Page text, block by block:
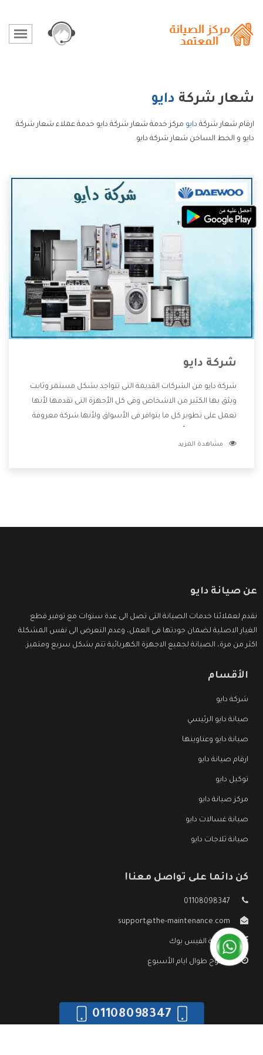
شعار شركة دايو
ارقام شعار شركة دايو مركز خدمة شعار شركة دايو خدمة عملاء شعار شركة
دايو و الخط الساخن شعار شركة دايو.
شركة دايو
شركة دايو من الشركات القديمة التى تتواجد بشكل مستمر وثابت
ويثق بها الكثير من الاشخاص وفى كل الأجهزة التى تقدمها لأنها
تعمل على تطوير كل ما يتوافر فى الأسواق ولأنها شركة معروفة
للعملاء أقوى العروض والخصومات التى تسهل على المستهلك
مشاهدة المزيد
عن صيانة دايو
نقدم لعملائنا خدمات الصيانة التى تصل الى عدة سنوات مع توفير قطع
الغيار الاصلية لضمان جودتها فى العمل، وعدم التعرض الى نفس المشكلة
اكثر من مرة، الصيانة لجميع الاجهزة الكهربائية تتم بشكل سريع ومتميز.
الأقسام
شركة دايو
صيانة دايو الرئيسي
صيانة دايو وعناوينها
ارقام صيانة دايو
توكيل دايو
مركز صيانة دايو
صيانة غسالات دايو
صيانة ثلاجات دايو
كن دائما على تواصل معنا!
01108098347
support@the-maintenance.com
صفحة الفيس بوك
مفتوح طوال ايام الأسبوع
01108098347